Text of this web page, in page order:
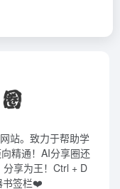
站。致力于帮助学
精通！AI分享圈还
享为王！Ctrl + D
书签栏❤️